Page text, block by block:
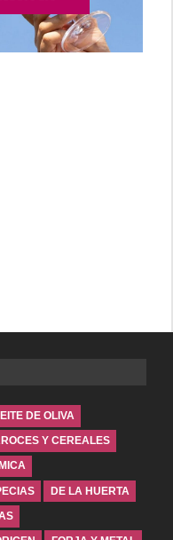
DE OLIVA
Y CEREALES
DE LA HUERTA